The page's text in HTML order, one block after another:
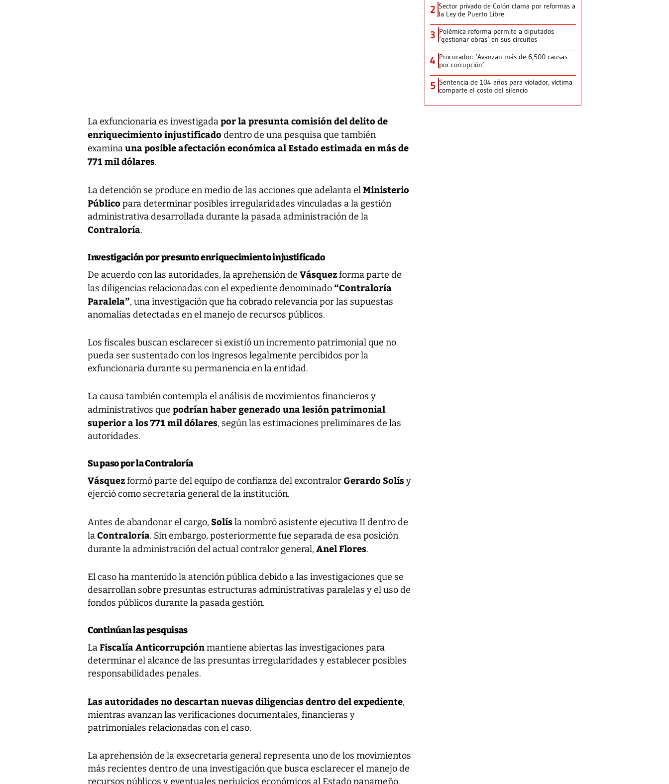
La exfuncionaria es investigadapor la presunta comisión del delito de
enriquecimiento injustificado dentro de una pesquisa que también
examinauna posible afectación económica al Estado estimada en más de
771 mil dólares.
La detención se produce en medio de las acciones que adelanta elMinisterio
Público para determinar posibles irregularidades vinculadas a la gestión
administrativa desarrollada durante la pasada administración de la
Contraloría.
Investigación por presunto enriquecimiento injustificado
De acuerdo con las autoridades, la aprehensión de Vásquezforma parte de
las diligencias relacionadas con el expediente denominado “Contraloría
Paralela”, una investigación que ha cobrado relevancia por las supuestas
anomalías detectadas en el manejo de recursos públicos.
Los fiscales buscan esclarecer si existió un incremento patrimonial que no
pueda ser sustentado con los ingresos legalmente percibidos por la
exfuncionaria durante su permanencia en la entidad.
La causa también contempla el análisis de movimientos financieros y
administrativos que podrían haber generado una lesión patrimonial
superior a los 771 mil dólares, según las estimaciones preliminares de las
autoridades.
Su paso por la Contraloría
Vásquezformó parte del equipo de confianza del excontralor Gerardo Solísy
ejerció como secretaria general de la institución.
Antes de abandonar el cargo, Solísla nombró asistente ejecutiva II dentro de
laContraloría. Sin embargo, posteriormente fue separada de esa posición
durante la administración del actual contralor general, Anel Flores.
El caso ha mantenido la atención pública debido a las investigaciones que se
desarrollan sobre presuntas estructuras administrativas paralelas y el uso de
fondos públicos durante la pasada gestión.
Continúan las pesquisas
LaFiscalía Anticorrupciónmantiene abiertas las investigaciones para
determinar el alcance de las presuntas irregularidades y establecer posibles
responsabilidades penales.
Las autoridades no descartan nuevas diligencias dentro del expediente,
mientras avanzan las verificaciones documentales, financieras y
patrimoniales relacionadas con el caso.
La aprehensión de la exsecretaria general representa uno de los movimientos
más recientes dentro de una investigación que busca esclarecer el manejo de
recursos públicos y eventuales perjuicios económicos al Estado panameño.
2 Sector privado de Colón clama por reformas a
la Ley de Puerto Libre
3 Polémica reforma permite a diputados
‘gestionar obras’ en sus circuitos
4 Procurador: ‘Avanzan más de 6,500 causas
por corrupción’
5 Sentencia de 104 años para violador, víctima
comparte el costo del silencio